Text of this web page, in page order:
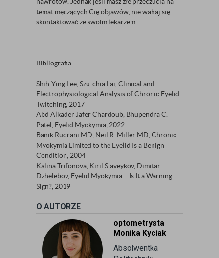
nawrotów. Jednak jeśli masz złe przeczucia na
temat męczących Cię objawów, nie wahaj się
skontaktować ze swoim lekarzem.
Bibliografia:
Shih-Ying Lee, Szu-chia Lai, Clinical and
Electrophysiological Analysis of Chronic Eyelid
Twitching, 2017
Abd Alkader Jafer Chardoub, Bhupendra C.
Patel, Eyelid Myokymia, 2022
Banik Rudrani MD, Neil R. Miller MD, Chronic
Myokymia Limited to the Eyelid Is a Benign
Condition, 2004
Kalina Trifonova, Kiril Slaveykov, Dimitar
Dzhelebov, Eyelid Myokymia – Is It a Warning
Sign?, 2019
O AUTORZE
optometrysta
Monika Kyciak
Absolwentka